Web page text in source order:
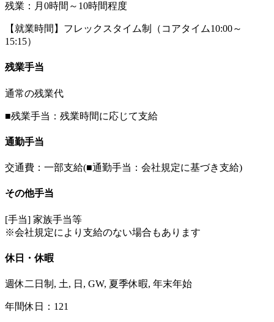
残業：月0時間～10時間程度
【就業時間】フレックスタイム制（コアタイム10:00～
15:15）
残業手当
通常の残業代
■残業手当：残業時間に応じて支給
通勤手当
交通費：一部支給(■通勤手当：会社規定に基づき支給)
その他手当
[手当] 家族手当等
※会社規定により支給のない場合もあります
休日・休暇
週休二日制, 土, 日, GW, 夏季休暇, 年末年始
年間休日：121